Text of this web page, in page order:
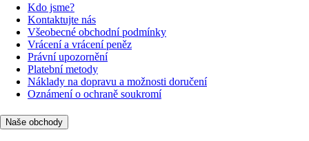
Kdo jsme?
Kontaktujte nás
Všeobecné obchodní podmínky
Vrácení a vrácení peněz
Právní upozornění
Platební metody
Náklady na dopravu a možnosti doručení
Oznámení o ochraně soukromí
Naše obchody